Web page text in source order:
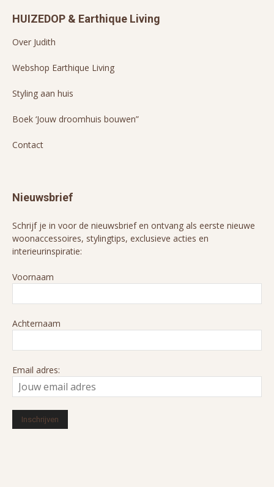
HUIZEDOP & Earthique Living
Over Judith
Webshop Earthique Living
Styling aan huis
Boek ‘Jouw droomhuis bouwen”
Contact
Nieuwsbrief
Schrijf je in voor de nieuwsbrief en ontvang als eerste nieuwe
woonaccessoires, stylingtips, exclusieve acties en
interieurinspiratie:
Voornaam
Achternaam
Email adres: